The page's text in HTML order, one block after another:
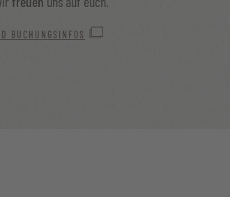
BUCHUNGSINFOS